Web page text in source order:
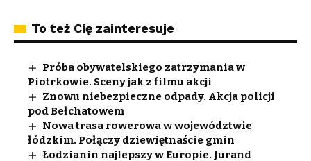
To też Cię zainteresuje
Próba obywatelskiego zatrzymania w
Piotrkowie. Sceny jak z filmu akcji
Znowu niebezpieczne odpady. Akcja policji
pod Bełchatowem
Nowa trasa rowerowa w województwie
łódzkim. Połączy dziewiętnaście gmin
Łodzianin najlepszy w Europie. Jurand